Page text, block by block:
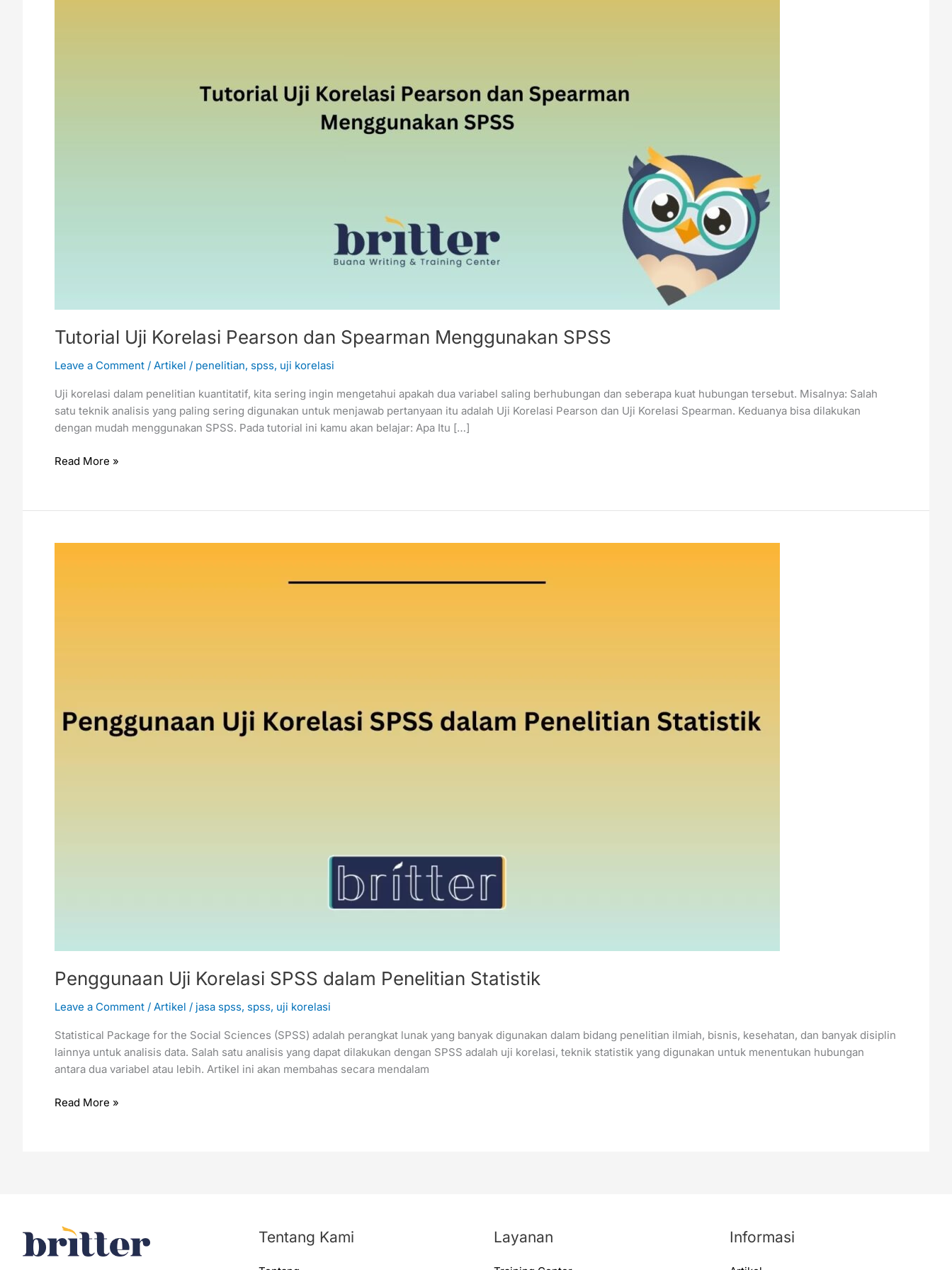
Tutorial Uji Korelasi Pearson dan Spearman Menggunakan SPSS
Leave a Comment / Artikel / penelitian, spss, uji korelasi
Uji korelasi dalam penelitian kuantitatif, kita sering ingin mengetahui apakah dua variabel saling berhubungan dan seberapa kuat hubungan tersebut. Misalnya: Salah
satu teknik analisis yang paling sering digunakan untuk menjawab pertanyaan itu adalah Uji Korelasi Pearson dan Uji Korelasi Spearman. Keduanya bisa dilakukan
dengan mudah menggunakan SPSS. Pada tutorial ini kamu akan belajar: Apa Itu […]
Read More »
Penggunaan Uji Korelasi SPSS dalam Penelitian Statistik
Leave a Comment / Artikel / jasa spss, spss, uji korelasi
Statistical Package for the Social Sciences (SPSS) adalah perangkat lunak yang banyak digunakan dalam bidang penelitian ilmiah, bisnis, kesehatan, dan banyak disiplin
lainnya untuk analisis data. Salah satu analisis yang dapat dilakukan dengan SPSS adalah uji korelasi, teknik statistik yang digunakan untuk menentukan hubungan
antara dua variabel atau lebih. Artikel ini akan membahas secara mendalam
Read More »
Tentang Kami Layanan Informasi